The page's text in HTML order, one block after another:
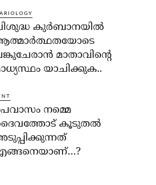
കുര്‍ബാനയില്‍
മാതാവിന്റെ
യാചിക്കുക..
നമ്മെ
കൂടുതല്‍